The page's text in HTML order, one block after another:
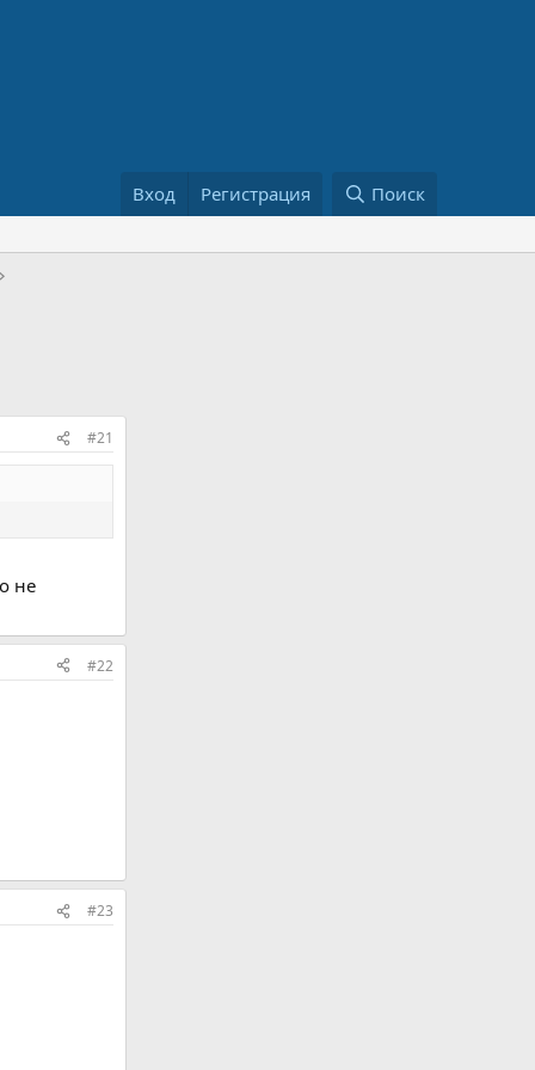
Вход Регистрация Поиск
#21
не
#22
#23